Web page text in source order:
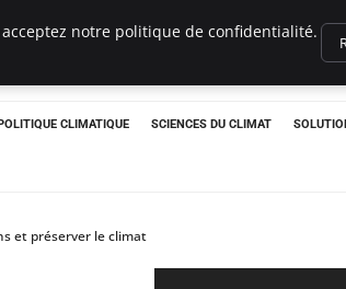
CLIMATIQUE SCIENCES DU CLIMAT
et préserver le climat
notre politique de confidentialité.